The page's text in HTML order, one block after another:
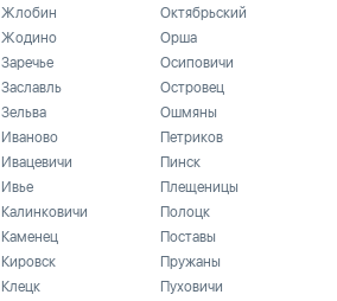
Жлобин
Жодино
Заречье
Заславль
Зельва
Иваново
Ивацевичи
Ивье
Калинковичи
Каменец
Кировск
Клецк
Октябрьский
Орша
Осиповичи
Островец
Ошмяны
Петриков
Пинск
Плещеницы
Полоцк
Поставы
Пружаны
Пуховичи